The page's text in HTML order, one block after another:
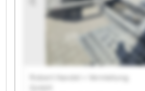
GmbH Robert Handel + Vermietung
Handel + Vermietung GmbH Robert
Vermietung GmbH Robert Handel +
GmbH Robert Handel + Vermietung
Robert Handel + Vermietung